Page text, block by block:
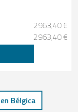
2963,40 €
2963,40 €
Bélgica